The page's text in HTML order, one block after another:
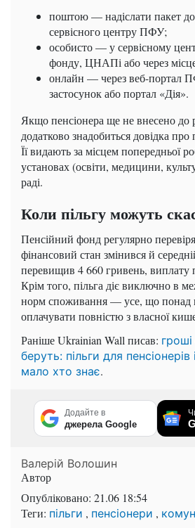
поштою — надіслати пакет
сервісного центру ПФУ;
особисто — у сервісному
фонду, ЦНАПі або через
онлайн — через веб-портал
застосунок або портал «Дія».
Якщо пенсіонера ще не внесено до
додатково знадобиться довідка
Її видають за місцем попередньої
установах (освіти, медицини,
раді.
Коли пільгу можуть
Пенсійний фонд регулярно
фінансовий стан змінився й
перевищив 4 660 гривень, виплату
Крім того, пільга діє виключно в
норм споживання — усе, що понад
оплачувати повністю з власної
Раніше Ukrainian Wall писав:
беруть: пільги для пенсіонерів
мало хто знає.
Додайте в
джерела Google
Валерій Волошин
Автор
Опубліковано: 21.06 18:54
Теги: пільги , пенсіонери ,